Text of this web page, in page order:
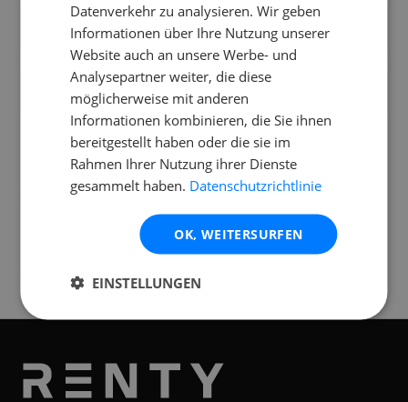
Wie transportiere ich den Pioneer XDJ-XZ
und passt er in mein Auto?
Was ist im Mietumfang des Pioneer XDJ-XZ
enthalten?
Standorte
Verfügbar an folgendenStandorten
Wieselburg
Datenverkehr zu analysieren. Wir geben
Informationen über Ihre Nutzung unserer
Website auch an unsere Werbe- und
Analysepartner weiter, die diese
möglicherweise mit anderen
Informationen kombinieren, die Sie ihnen
bereitgestellt haben oder die sie im
Rahmen Ihrer Nutzung ihrer Dienste
gesammelt haben. Datenschutzrichtlinie
OK, WEITERSURFEN
EINSTELLUNGEN